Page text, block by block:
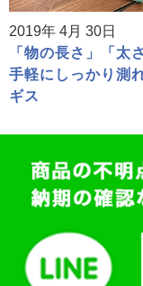
2019年 4月 30日
「物の長さ」「太
手軽にしっかり測
ギス